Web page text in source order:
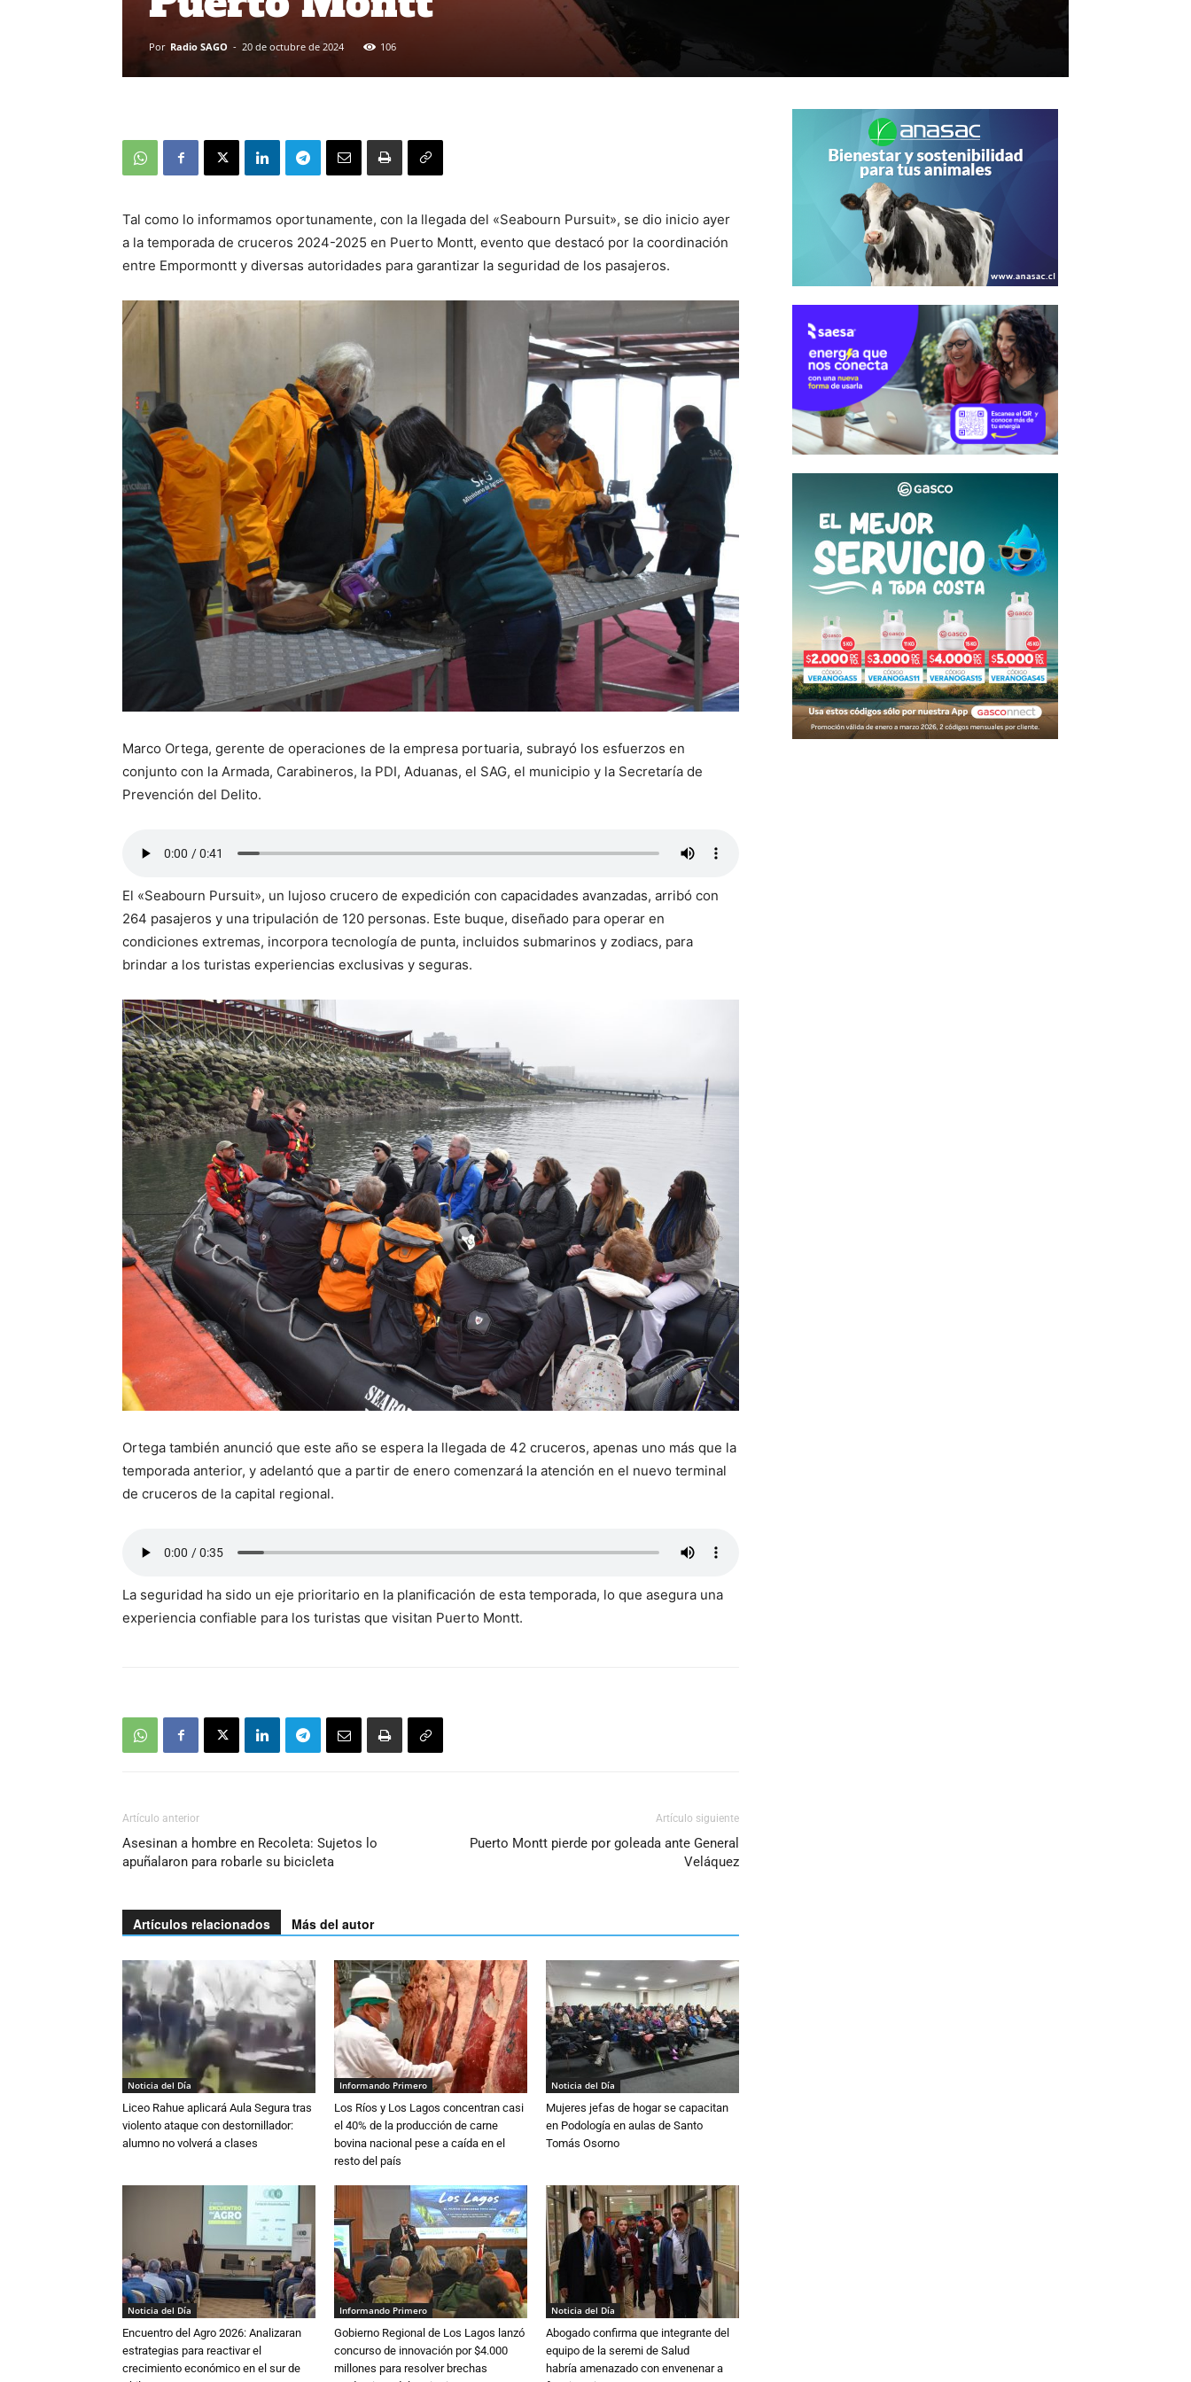
Por Radio SAGO - 20 de octubre de 2024 106
Tal como lo informamos oportunamente, con la llegada del «Seabourn Pursuit», se dio inicio ayer
a la temporada de cruceros 2024-2025 en Puerto Montt, evento que destacó por la coordinación
entre Empormontt y diversas autoridades para garantizar la seguridad de los pasajeros.
Marco Ortega, gerente de operaciones de la empresa portuaria, subrayó los esfuerzos en
conjunto con la Armada, Carabineros, la PDI, Aduanas, el SAG, el municipio y la Secretaría de
Prevención del Delito.
El «Seabourn Pursuit», un lujoso crucero de expedición con capacidades avanzadas, arribó con
264 pasajeros y una tripulación de 120 personas. Este buque, diseñado para operar en
condiciones extremas, incorpora tecnología de punta, incluidos submarinos y zodiacs, para
brindar a los turistas experiencias exclusivas y seguras.
Ortega también anunció que este año se espera la llegada de 42 cruceros, apenas uno más que la
temporada anterior, y adelantó que a partir de enero comenzará la atención en el nuevo terminal
de cruceros de la capital regional.
La seguridad ha sido un eje prioritario en la planificación de esta temporada, lo que asegura una
experiencia confiable para los turistas que visitan Puerto Montt.
Artículo anterior
Asesinan a hombre en Recoleta: Sujetos lo
apuñalaron para robarle su bicicleta
Artículo siguiente
Puerto Montt pierde por goleada ante General
Veláquez
Artículos relacionados Más del autor
Noticia del Día
Liceo Rahue aplicará Aula Segura tras
violento ataque con destornillador:
alumno no volverá a clases
Informando Primero
Los Ríos y Los Lagos concentran casi
el 40% de la producción de carne
bovina nacional pese a caída en el
resto del país
Noticia del Día
Mujeres jefas de hogar se capacitan
en Podología en aulas de Santo
Tomás Osorno
Noticia del Día
Encuentro del Agro 2026: Analizaran
estrategias para reactivar el
crecimiento económico en el sur de
Informando Primero
Gobierno Regional de Los Lagos lanzó
concurso de innovación por $4.000
millones para resolver brechas
Noticia del Día
Abogado confirma que integrante del
equipo de la seremi de Salud
habría amenazado con envenenar a